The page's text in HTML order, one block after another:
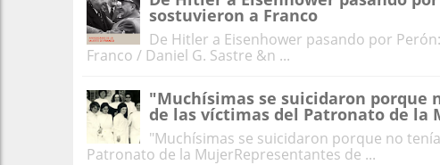
sostuvieron a Franco
De Hitler a Eisenhower pasando por
Franco / Daniel G. Sastre &n ...
"Muchísimas se suicidaron
de las víctimas del Patronato de la
"Muchísimas se suicidaron porque no
Patronato de la MujerRepresentantes de ...